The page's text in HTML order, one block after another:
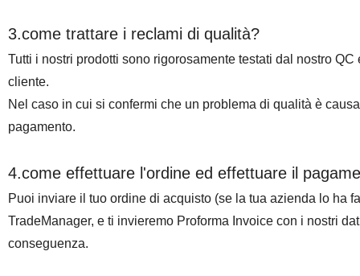
3.come trattare i reclami di qualità?
Tutti i nostri prodotti sono rigorosamente testati dal nostro
cliente.
Nel caso in cui si confermi che un problema di qualità è
pagamento.
4.come effettuare l'ordine ed effettuare il
Puoi inviare il tuo ordine di acquisto (se la tua azienda lo ha
TradeManager, e ti invieremo Proforma Invoice con i nostri
conseguenza.